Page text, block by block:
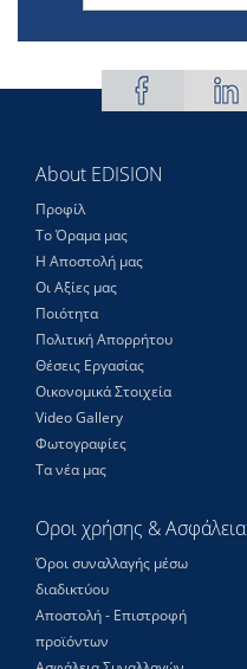
About EDISION
Προφίλ
Το Όραμα μας
Η Αποστολή μας
Οι Αξίες μας
Ποιότητα
Πολιτική Απορρήτου
Θέσεις Eργασίας
Οικονομικά Στοιχεία
Video Gallery
Φωτογραφίες
Τα νέα μας
Οροι χρήσης & Ασφάλεια
Όροι συναλλαγής μέσω
διαδικτύου
Αποστολή - Επιστροφή
προϊόντων